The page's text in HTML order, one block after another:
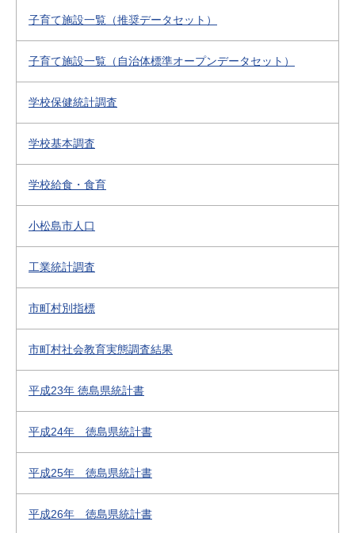
子育て施設一覧（推奨データセット）
子育て施設一覧（自治体標準オープンデータセット）
学校保健統計調査
学校基本調査
学校給食・食育
小松島市人口
工業統計調査
市町村別指標
市町村社会教育実態調査結果
平成23年 徳島県統計書
平成24年 徳島県統計書
平成25年 徳島県統計書
平成26年 徳島県統計書